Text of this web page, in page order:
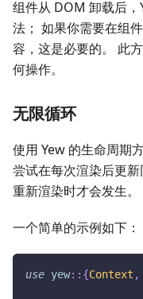
组件从 DOM 卸载后，
法； 如果你需要在组
容，这是必要的。 此
何操作。
无限循环
使用 Yew 的生命周期
尝试在每次渲染后更
重新渲染时才会发生。
一个简单的示例如下：
use yew:: {Context ,